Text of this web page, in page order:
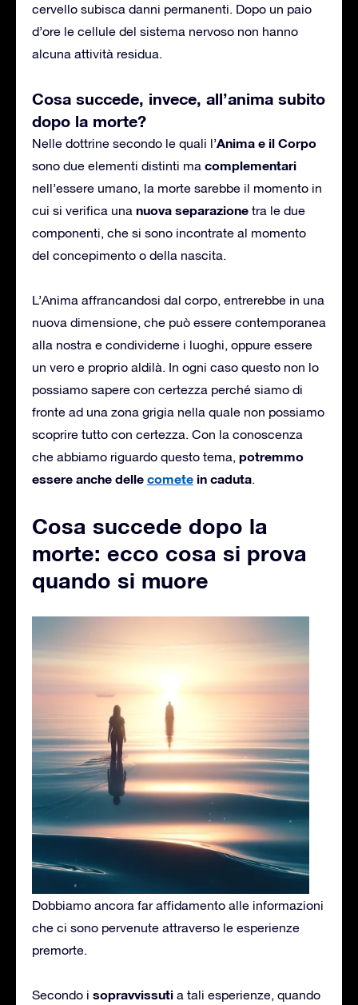
cervello subisca danni permanenti. Dopo un paio
d’ore le cellule del sistema nervoso non hanno
alcuna attività residua.
Cosa succede, invece, all’anima subito
dopo la morte?
Nelle dottrine secondo le quali l’Anima e il Corpo
sono due elementi distinti ma complementari
nell’essere umano, la morte sarebbe il momento in
cui si verifica una nuova separazione tra le due
componenti, che si sono incontrate al momento
del concepimento o della nascita.
L’Anima affrancandosi dal corpo, entrerebbe in una
nuova dimensione, che può essere contemporanea
alla nostra e condividerne i luoghi, oppure essere
un vero e proprio aldilà. In ogni caso questo non lo
possiamo sapere con certezza perché siamo di
fronte ad una zona grigia nella quale non possiamo
scoprire tutto con certezza. Con la conoscenza
che abbiamo riguardo questo tema, potremmo
essere anche delle comete in caduta.
Cosa succede dopo la
morte: ecco cosa si prova
quando si muore
Dobbiamo ancora far affidamento alle informazioni
che ci sono pervenute attraverso le esperienze
premorte.
Secondo i sopravvissuti a tali esperienze, quando